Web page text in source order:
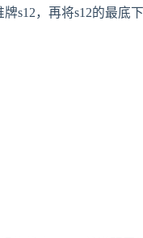
s12，再将s12的最底